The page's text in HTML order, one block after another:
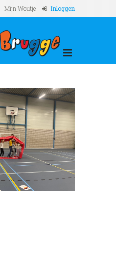
Mijn Woutje Inloggen